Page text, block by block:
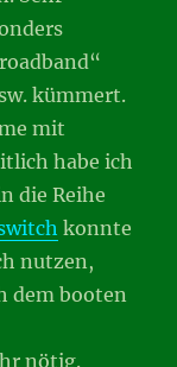
kümmert.
mit
habe ich
die Reihe
konnte
nutzen,
dem booten
nötig.